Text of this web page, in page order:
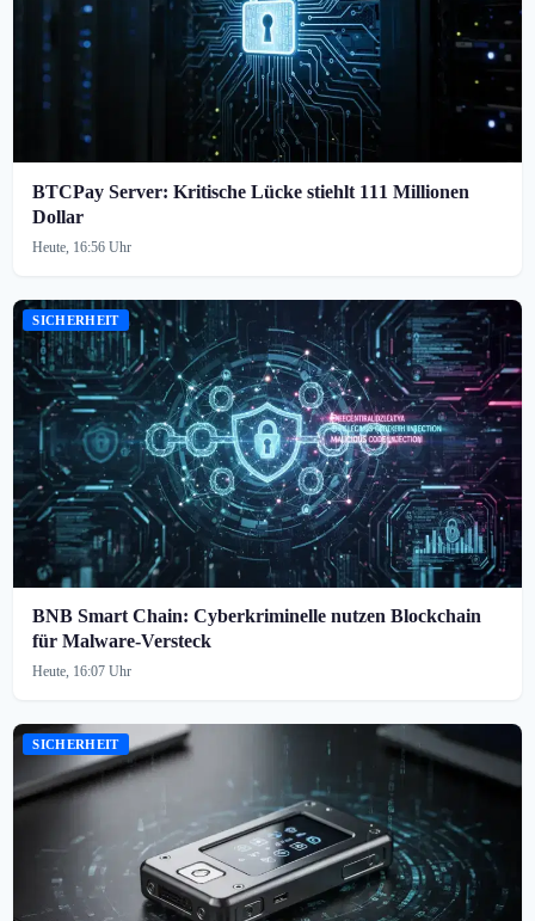
BTCPay Server: Kritische Lücke stiehlt 111 Millionen
Dollar
Heute, 16:56 Uhr
SICHERHEIT
BNB Smart Chain: Cyberkriminelle nutzen Blockchain
für Malware-Versteck
Heute, 16:07 Uhr
SICHERHEIT